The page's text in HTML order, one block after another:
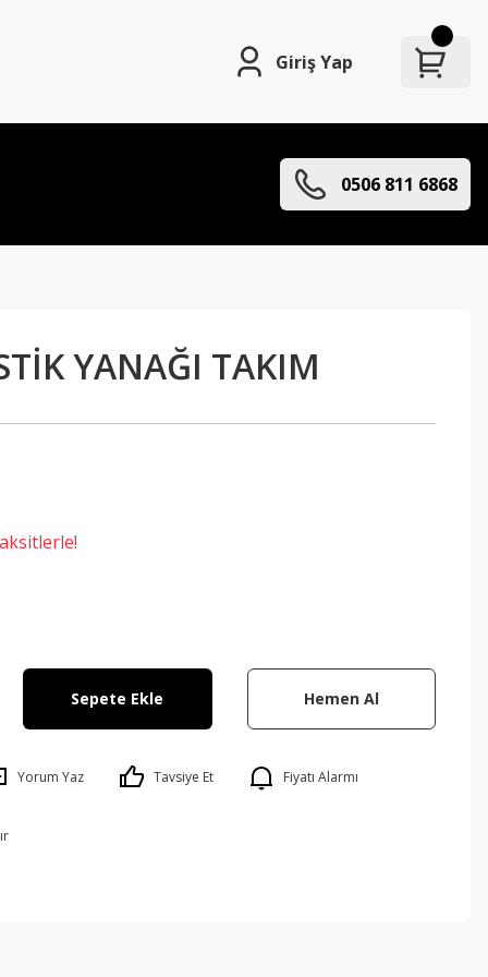
Giriş Yap
0506 811 6868
YANAĞI TAKIM
Sepete Ekle Hemen Al
Yorum Yaz Tavsiye Et Fiyatı Alarmı